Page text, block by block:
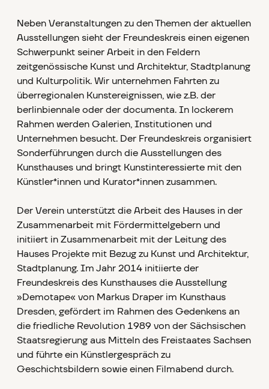
Neben Veranstaltungen zu den Themen der aktuellen
Ausstellungen sieht der Freundeskreis einen eigenen
Schwerpunkt seiner Arbeit in den Feldern
zeitgenössische Kunst und Architektur, Stadtplanung
und Kulturpolitik. Wir unternehmen Fahrten zu
überregionalen Kunstereignissen, wie z.B. der
berlinbiennale oder der documenta. In lockerem
Rahmen werden Galerien, Institutionen und
Unternehmen besucht. Der Freundeskreis organisiert
Sonderführungen durch die Ausstellungen des
Kunsthauses und bringt Kunstinteressierte mit den
Künstler*innen und Kurator*innen zusammen.
Der Verein unterstützt die Arbeit des Hauses in der
Zusammenarbeit mit Fördermittelgebern und
initiiert in Zusammenarbeit mit der Leitung des
Hauses Projekte mit Bezug zu Kunst und Architektur,
Stadtplanung. Im Jahr 2014 initiierte der
Freundeskreis des Kunsthauses die Ausstellung
»Demotape« von Markus Draper im Kunsthaus
Dresden, gefördert im Rahmen des Gedenkens an
die friedliche Revolution 1989 von der Sächsischen
Staatsregierung aus Mitteln des Freistaates Sachsen
und führte ein Künstlergespräch zu
Geschichtsbildern sowie einen Filmabend durch.